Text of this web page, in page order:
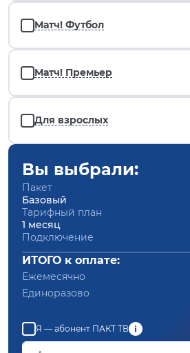
Матч! Футбол
Матч! Премьер
Для взрослых
Вы выбрали:
Пакет
Базовый
Тарифный план
1 месяц
Подключение
ИТОГО к оплате:
Ежемесячно
Единоразово
Я — абонент ПАКТ ТВ